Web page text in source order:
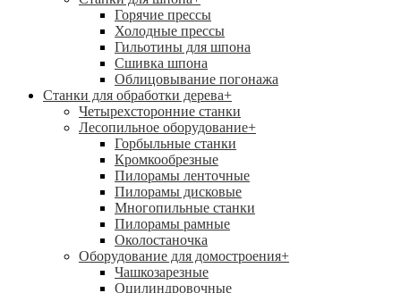
Горячие прессы
Холодные прессы
Гильотины для шпона
Сшивка шпона
Облицовывание погонажа
Станки для обработки дерева+
Четырехсторонние станки
Лесопильное оборудование+
Горбыльные станки
Кромкообрезные
Пилорамы ленточные
Пилорамы дисковые
Многопильные станки
Пилорамы рамные
Околостаночка
Оборудование для домостроения+
Чашкозарезные
Оцилиндровочные